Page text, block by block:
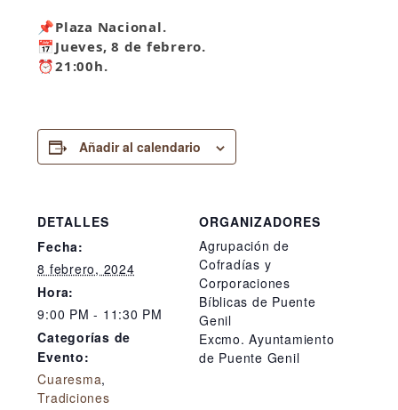
📌Plaza Nacional.
📅 Jueves, 8 de febrero.
⏰21:00h.
Añadir al calendario
DETALLES
Fecha:
8 febrero, 2024
Hora:
9:00 PM - 11:30 PM
Categorías de
Evento:
Cuaresma,
Tradiciones
ORGANIZADORES
Agrupación de
Cofradías y
Corporaciones
Bíblicas de Puente
Genil
Excmo. Ayuntamiento
de Puente Genil